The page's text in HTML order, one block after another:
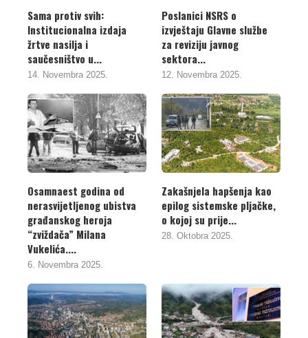
Sama protiv svih:
Institucionalna izdaja
žrtve nasilja i
saučesništvo u...
14. Novembra 2025.
Poslanici NSRS o
izvještaju Glavne službe
za reviziju javnog
sektora...
12. Novembra 2025.
Osamnaest godina od
nerasvijetljenog ubistva
građanskog heroja
“zviždača” Milana
Vukelića....
6. Novembra 2025.
Zakašnjela hapšenja kao
epilog sistemske pljačke,
o kojoj su prije...
28. Oktobra 2025.